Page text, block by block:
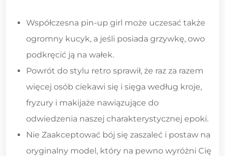
Współczesna pin-up girl może uczesać także
ogromny kucyk, a jeśli posiada grzywkę, owo
podkręcić ją na wałek.
Powrót do stylu retro sprawił, że raz za razem
więcej osób ciekawi się i sięga według kroje,
fryzury i makijaże nawiązujące do
odwiedzenia naszej charakterystycznej epoki.
Nie Zaakceptować bój się zaszaleć i postaw na
oryginalny model, który na pewno wyróżni Cię